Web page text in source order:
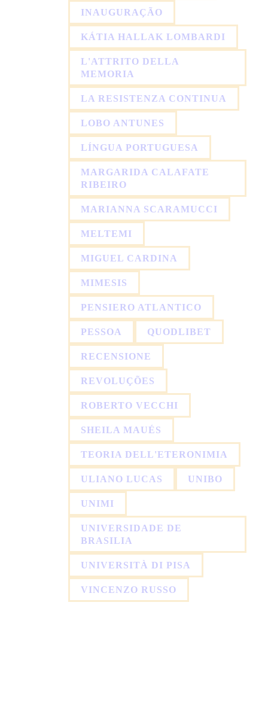
INAUGURAÇÃO
KÁTIA HALLAK LOMBARDI
L'ATTRITO DELLA
MEMORIA
LA RESISTENZA CONTINUA
LOBO ANTUNES
LÍNGUA PORTUGUESA
MARGARIDA CALAFATE
RIBEIRO
MARIANNA SCARAMUCCI
MELTEMI
MIGUEL CARDINA
MIMESIS
PENSIERO ATLANTICO
PESSOA QUODLIBET
RECENSIONE
REVOLUÇÕES
ROBERTO VECCHI
SHEILA MAUÉS
TEORIA DELL'ETERONIMIA
ULIANO LUCAS UNIBO
UNIMI
UNIVERSIDADE DE
BRASILIA
UNIVERSITÀ DI PISA
VINCENZO RUSSO